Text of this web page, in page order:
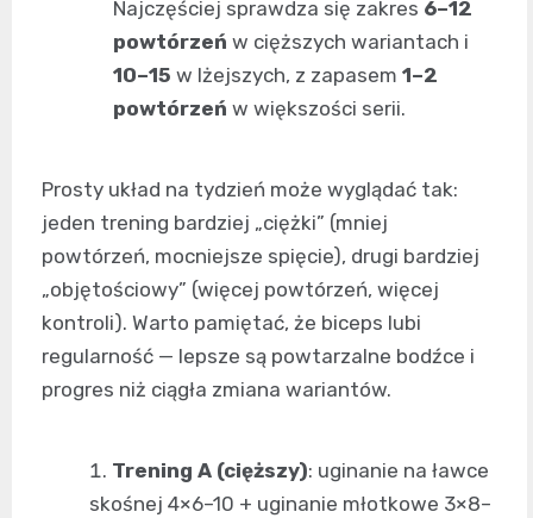
Najczęściej sprawdza się zakres 6–12
powtórzeń w cięższych wariantach i
10–15 w lżejszych, z zapasem 1–2
powtórzeń w większości serii.
Prosty układ na tydzień może wyglądać tak:
jeden trening bardziej „ciężki” (mniej
powtórzeń, mocniejsze spięcie), drugi bardziej
„objętościowy” (więcej powtórzeń, więcej
kontroli). Warto pamiętać, że biceps lubi
regularność — lepsze są powtarzalne bodźce i
progres niż ciągła zmiana wariantów.
Trening A (cięższy): uginanie na ławce
skośnej 4×6–10 + uginanie młotkowe 3×8–